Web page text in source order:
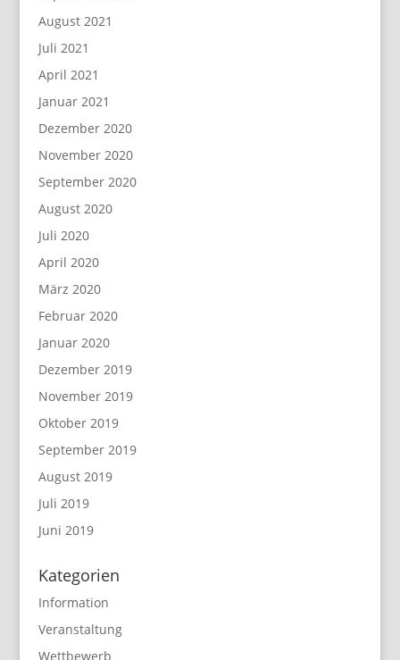
August 2021
Juli 2021
April 2021
Januar 2021
Dezember 2020
November 2020
September 2020
August 2020
Juli 2020
April 2020
März 2020
Februar 2020
Januar 2020
Dezember 2019
November 2019
Oktober 2019
September 2019
August 2019
Juli 2019
Juni 2019
Kategorien
Information
Veranstaltung
Wettbewerb